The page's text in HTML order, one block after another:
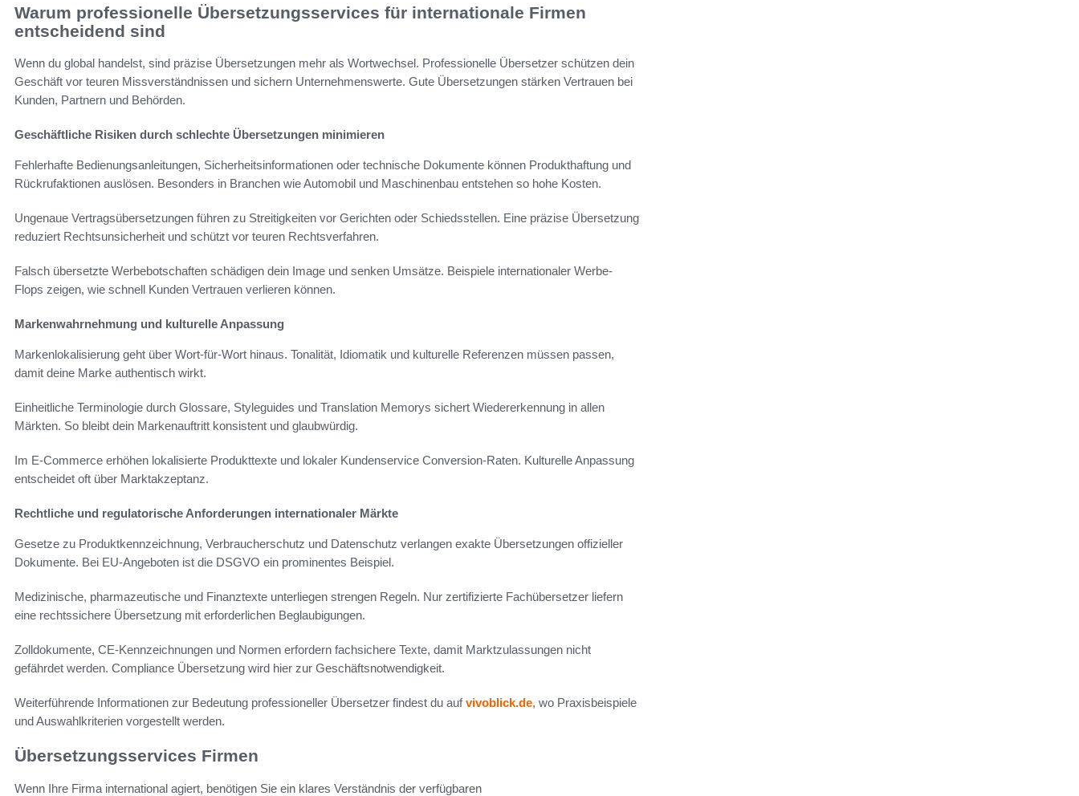
Warum professionelle Übersetzungsservices für internationale Firmen
entscheidend sind
Wenn du global handelst, sind präzise Übersetzungen mehr als Wortwechsel. Professionelle Übersetzer schützen dein
Geschäft vor teuren Missverständnissen und sichern Unternehmenswerte. Gute Übersetzungen stärken Vertrauen bei
Kunden, Partnern und Behörden.
Geschäftliche Risiken durch schlechte Übersetzungen minimieren
Fehlerhafte Bedienungsanleitungen, Sicherheitsinformationen oder technische Dokumente können Produkthaftung und
Rückrufaktionen auslösen. Besonders in Branchen wie Automobil und Maschinenbau entstehen so hohe Kosten.
Ungenaue Vertragsübersetzungen führen zu Streitigkeiten vor Gerichten oder Schiedsstellen. Eine präzise Übersetzung
reduziert Rechtsunsicherheit und schützt vor teuren Rechtsverfahren.
Falsch übersetzte Werbebotschaften schädigen dein Image und senken Umsätze. Beispiele internationaler Werbe-
Flops zeigen, wie schnell Kunden Vertrauen verlieren können.
Markenwahrnehmung und kulturelle Anpassung
Markenlokalisierung geht über Wort-für-Wort hinaus. Tonalität, Idiomatik und kulturelle Referenzen müssen passen,
damit deine Marke authentisch wirkt.
Einheitliche Terminologie durch Glossare, Styleguides und Translation Memorys sichert Wiedererkennung in allen
Märkten. So bleibt dein Markenauftritt konsistent und glaubwürdig.
Im E‑Commerce erhöhen lokalisierte Produkttexte und lokaler Kundenservice Conversion-Raten. Kulturelle Anpassung
entscheidet oft über Marktakzeptanz.
Rechtliche und regulatorische Anforderungen internationaler Märkte
Gesetze zu Produktkennzeichnung, Verbraucherschutz und Datenschutz verlangen exakte Übersetzungen offizieller
Dokumente. Bei EU-Angeboten ist die DSGVO ein prominentes Beispiel.
Medizinische, pharmazeutische und Finanztexte unterliegen strengen Regeln. Nur zertifizierte Fachübersetzer liefern
eine rechtssichere Übersetzung mit erforderlichen Beglaubigungen.
Zolldokumente, CE-Kennzeichnungen und Normen erfordern fachsichere Texte, damit Marktzulassungen nicht
gefährdet werden. Compliance Übersetzung wird hier zur Geschäftsnotwendigkeit.
Weiterführende Informationen zur Bedeutung professioneller Übersetzer findest du aufvivoblick.de, wo Praxisbeispiele
und Auswahlkriterien vorgestellt werden.
Übersetzungsservices Firmen
Wenn Ihre Firma international agiert, benötigen Sie ein klares Verständnis der verfügbaren